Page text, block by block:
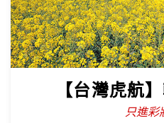
【台灣虎航
只進彩